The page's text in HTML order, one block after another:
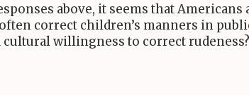
above, it seems that
correct children’s manners in
cultural willingness to correct rudeness?